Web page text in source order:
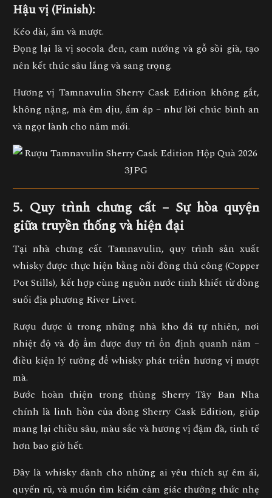
Hậu vị (Finish):
Kéo dài, ấm và mượt.
Đọng lại là vịsocola đen, cam nướng và gỗ sồi già, tạo
nên kết thúc sâu lắng và sang trọng.
Hương vị Tamnavulin Sherry Cask Edition không gắt,
không nặng, mà êm dịu, ấm áp – như lời chúc bình an
và ngọt lành cho năm mới.
5. Quy trình chưng cất – Sự hòa quyện
giữa truyền thống và hiện đại
Tại nhà chưng cất Tamnavulin, quy trình sản xuất
whisky được thực hiện bằngnồi đồng thủ công (Copper
Pot Stills), kết hợp cùng nguồn nước tinh khiết từ dòng
suối địa phương River Livet.
Rượu được ủ trongnhững nhà kho đá tự nhiên, nơi
nhiệt độ và độ ẩm được duy trì ổn định quanh năm –
điều kiện lý tưởng để whisky phát triển hương vị mượt
mà.
Bước hoàn thiện trong thùng Sherry Tây Ban Nha
chính là linh hồn của dòng Sherry Cask Edition, giúp
mang lạichiều sâu, màu sắc và hương vị đậm đà, tinh tế
hơn bao giờ hết.
Đây là whisky dành cho những ai yêu thích sự êm ái,
quyến rũ, và muốn tìm kiếm cảm giác thưởng thức nhẹ